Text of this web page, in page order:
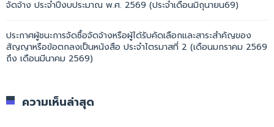
จัดจ้าง ประจำปีงบประมาณ พ.ศ. 2569 (ประจำเดือนมิถุนายน69)
ประกาศผู้ชนะการจัดซื้อจัดจ้างหรือผู้ได้รับคัดเลือกและสาระสำคัญของ
สัญญาหรือข้อตกลงเป็นหนังสือ ประจำไตรมาสที่ 2 (เดือนมกราคม 2569
ถึง เดือนมีนาคม 2569)
ความเห็นล่าสุด